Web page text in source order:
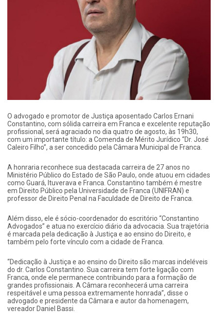
O advogado e promotor de Justiça aposentado Carlos Ernani
Constantino, com sólida carreira em Franca e excelente reputação
profissional, será agraciado no dia quatro de agosto, às 19h30,
com um importante título: a Comenda de Mérito Jurídico “Dr. José
Caleiro Filho”, a ser concedido pela Câmara Municipal de Franca.
A honraria reconhece sua destacada carreira de 27 anos no
Ministério Público do Estado de São Paulo, onde atuou em cidades
como Guará, Ituverava e Franca. Constantino também é mestre
em Direito Público pela Universidade de Franca (UNIFRAN) e
professor de Direito Penal na Faculdade de Direito de Franca.
Além disso, ele é sócio-coordenador do escritório “Constantino
Advogados” e atua no exercício diário da advocacia. Sua trajetória
é marcada pela dedicação à Justiça e ao ensino do Direito, e
também pelo forte vínculo com a cidade de Franca.
“Dedicação à Justiça e ao ensino do Direito são marcas indeléveis
do dr. Carlos Constantino. Sua carreira tem forte ligação com
Franca, onde ele permanece contribuindo para a formação de
grandes profissionais. A Câmara reconhecerá uma carreira
respeitável e uma pessoa extremamente honrada”, disse o
advogado e presidente da Câmara e autor da homenagem,
vereador Daniel Bassi.